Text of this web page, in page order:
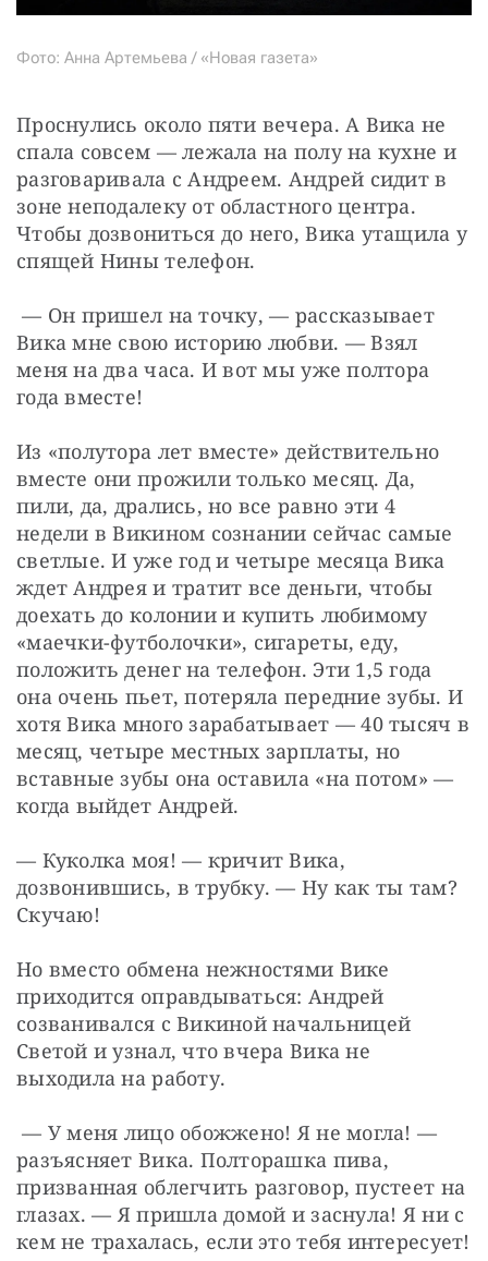
Фото: Анна Артемьева / «Новая газета»
Проснулись около пяти вечера. А Вика не
спала совсем — лежала на полу на кухне и
разговаривала с Андреем. Андрей сидит в
зоне неподалеку от областного центра.
Чтобы дозвониться до него, Вика утащила у
спящей Нины телефон.
— Он пришел на точку, — рассказывает
Вика мне свою историю любви. — Взял
меня на два часа. И вот мы уже полтора
года вместе!
Из «полутора лет вместе» действительно
вместе они прожили только месяц. Да,
пили, да, дрались, но все равно эти 4
недели в Викином сознании сейчас самые
светлые. И уже год и четыре месяца Вика
ждет Андрея и тратит все деньги, чтобы
доехать до колонии и купить любимому
«маечки-футболочки», сигареты, еду,
положить денег на телефон. Эти 1,5 года
она очень пьет, потеряла передние зубы. И
хотя Вика много зарабатывает — 40 тысяч в
месяц, четыре местных зарплаты, но
вставные зубы она оставила «на потом» —
когда выйдет Андрей.
— Куколка моя! — кричит Вика,
дозвонившись, в трубку. — Ну как ты там?
Скучаю!
Но вместо обмена нежностями Вике
приходится оправдываться: Андрей
созванивался с Викиной начальницей
Светой и узнал, что вчера Вика не
выходила на работу.
— У меня лицо обожжено! Я не могла! —
разъясняет Вика. Полторашка пива,
призванная облегчить разговор, пустеет на
глазах. — Я пришла домой и заснула! Я ни с
кем не трахалась, если это тебя интересует!